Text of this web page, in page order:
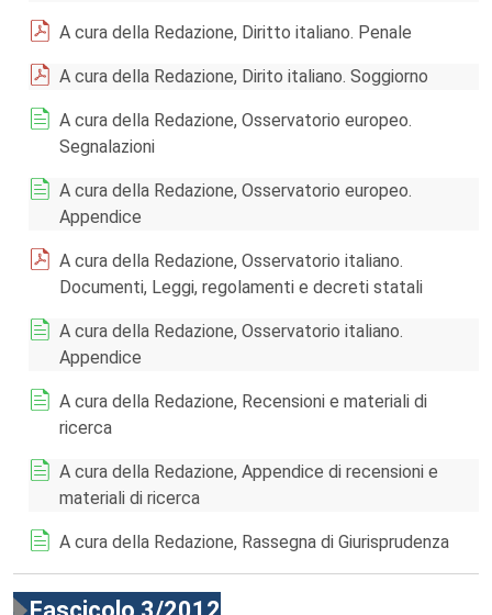
A cura della Redazione, Diritto italiano. Penale
A cura della Redazione, Dirito italiano. Soggiorno
A cura della Redazione, Osservatorio europeo.
Segnalazioni
A cura della Redazione, Osservatorio europeo.
Appendice
A cura della Redazione, Osservatorio italiano.
Documenti, Leggi, regolamenti e decreti statali
A cura della Redazione, Osservatorio italiano.
Appendice
A cura della Redazione, Recensioni e materiali di
ricerca
A cura della Redazione, Appendice di recensioni e
materiali di ricerca
A cura della Redazione, Rassegna di Giurisprudenza